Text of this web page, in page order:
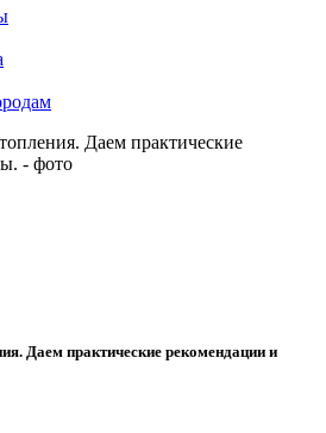
Даем практические рекомендации и